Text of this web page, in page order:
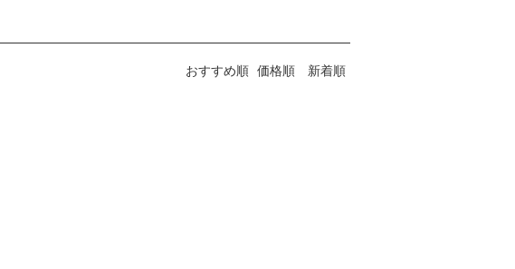
おすすめ順 価格順 新着順